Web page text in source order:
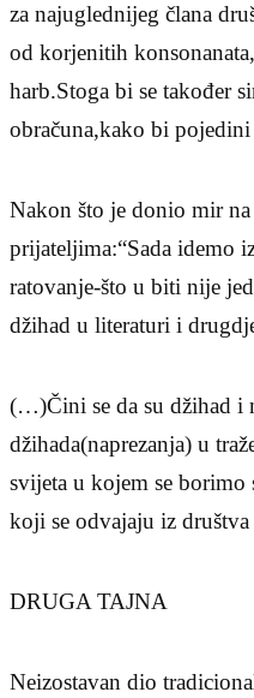
za najuglednijeg člana
od korjenitih
harb.Stoga bi se također
obračuna,kako bi
Nakon što je donio mir
prijateljima:“Sada idemo
ratovanje-što u biti nije
džihad u literaturi i
(…)Čini se da su džihad i
džihada(naprezanja) u
svijeta u kojem se
koji se odvajaju iz društva
DRUGA TAJNA
Neizostavan dio